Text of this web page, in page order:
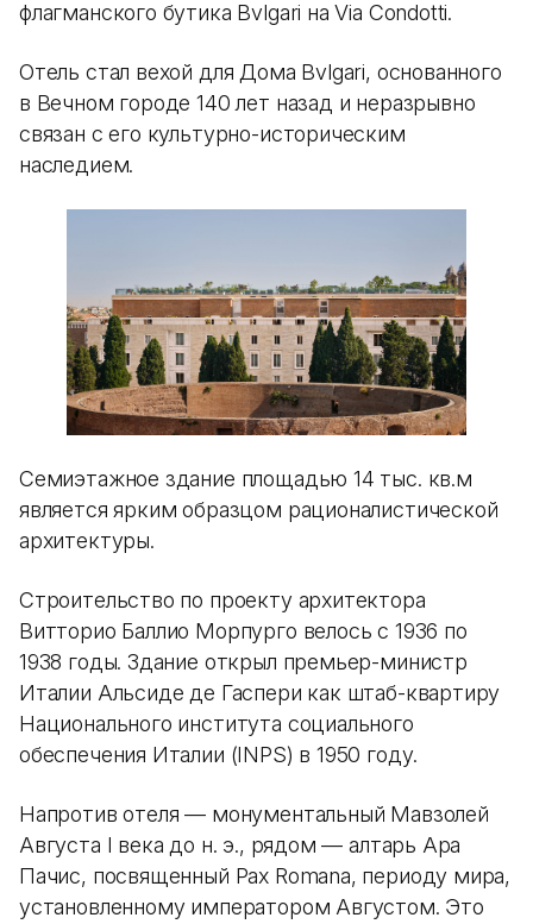
флагманского бутика Bvlgari на Via Condotti.
Отель стал вехой для Дома Bvlgari, основанного
в Вечном городе 140 лет назад и неразрывно
связан с его культурно-историческим
наследием.
Семиэтажное здание площадью 14 тыс. кв.м
является ярким образцом рационалистической
архитектуры.
Строительство по проекту архитектора
Витторио Баллио Морпурго велось с 1936 по
1938 годы. Здание открыл премьер-министр
Италии Альсиде де Гаспери как штаб-квартиру
Национального института социального
обеспечения Италии (INPS) в 1950 году.
Напротив отеля — монументальный Мавзолей
Августа I века до н. э., рядом — алтарь Ара
Пачис, посвященный Pax Romana, периоду мира,
установленному императором Августом. Это